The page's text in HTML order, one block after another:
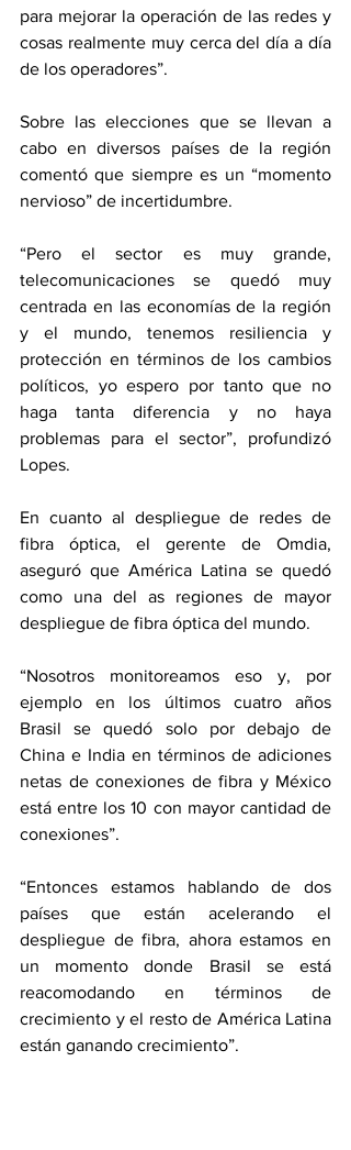
para mejorar la operación de las redes y
cosas realmente muy cerca del día a día
de los operadores”.
Sobre las elecciones que se llevan a
cabo en diversos países de la región
comentó que siempre es un “momento
nervioso” de incertidumbre.
“Pero el sector es muy grande,
telecomunicaciones se quedó muy
centrada en las economías de la región
y el mundo, tenemos resiliencia y
protección en términos de los cambios
políticos, yo espero por tanto que no
haga tanta diferencia y no haya
problemas para el sector”, profundizó
Lopes.
En cuanto al despliegue de redes de
fibra óptica, el gerente de Omdia,
aseguró que América Latina se quedó
como una del as regiones de mayor
despliegue de fibra óptica del mundo.
“Nosotros monitoreamos eso y, por
ejemplo en los últimos cuatro años
Brasil se quedó solo por debajo de
China e India en términos de adiciones
netas de conexiones de fibra y México
está entre los 10 con mayor cantidad de
conexiones”.
“Entonces estamos hablando de dos
países que están acelerando el
despliegue de fibra, ahora estamos en
un momento donde Brasil se está
reacomodando en términos de
crecimiento y el resto de América Latina
están ganando crecimiento”.